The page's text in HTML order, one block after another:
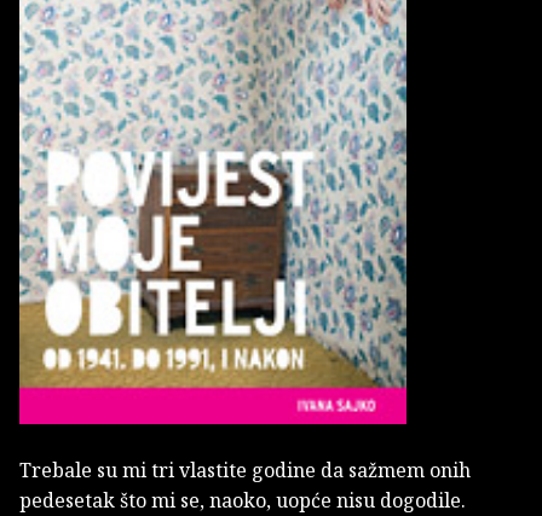
Trebale su mi tri vlastite godine da sažmem onih
pedesetak što mi se, naoko, uopće nisu dogodile.